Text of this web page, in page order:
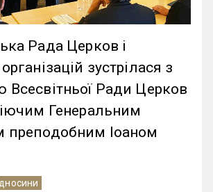
Рада Церков і
зустрілася з
Всесвітньої Ради Церков
Генеральним
преподобним Іоаном